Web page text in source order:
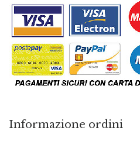
Informazione ordini